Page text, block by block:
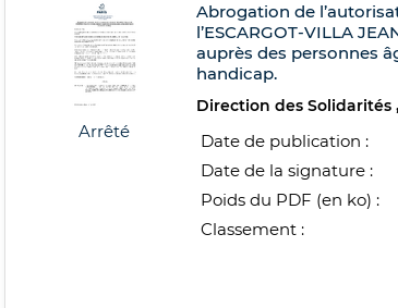
Arrêté
Abrogation de
l’ESCARGOT-VILLA
auprès des personnes
handicap.
Direction des Solidarités
Date de publication :
Date de la signature :
Poids du PDF (en ko) :
Classement :